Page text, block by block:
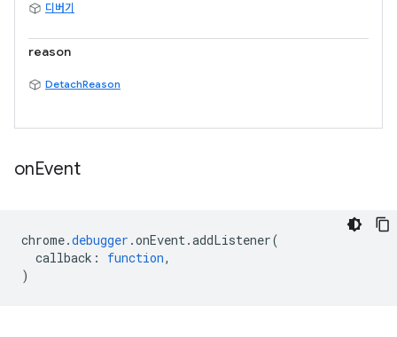
디버기
reason
DetachReason
onEvent
chrome.debugger .onEvent.addListener(
callback : function,
)